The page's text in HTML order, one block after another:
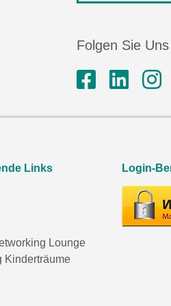
Folgen Sie Uns
Links
Lounge
Kinderträume
Login-